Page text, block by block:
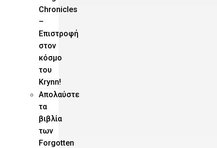
Chronicles
–
Eπιστροφή
στον
κόσμο
του
Krynn!
Απολαύστε
τα
βιβλία
των
Forgotten